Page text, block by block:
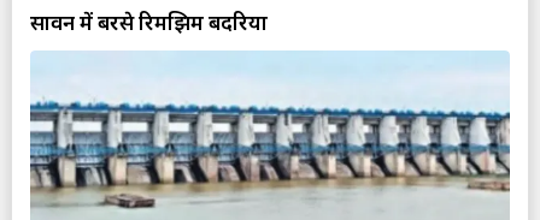
सावन में बरसे रिमझिम बदरिया